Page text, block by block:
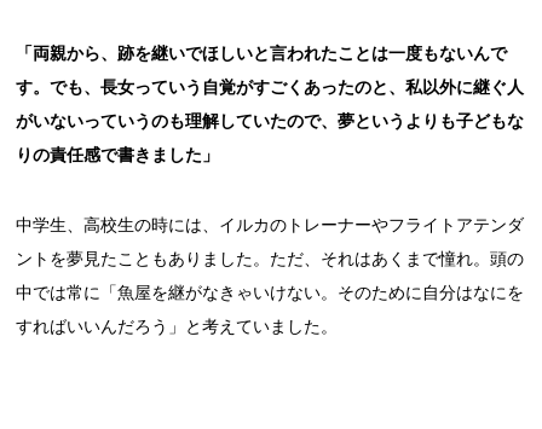
「両親から、跡を継いでほしいと言われたことは一度もないんで
す。でも、長女っていう自覚がすごくあったのと、私以外に継ぐ人
がいないっていうのも理解していたので、夢というよりも子どもな
りの責任感で書きました」
中学生、高校生の時には、イルカのトレーナーやフライトアテンダ
ントを夢見たこともありました。ただ、それはあくまで憧れ。頭の
中では常に「魚屋を継がなきゃいけない。そのために自分はなにを
すればいいんだろう」と考えていました。